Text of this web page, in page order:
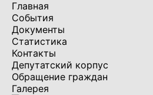
Главная
События
Документы
Статистика
Контакты
Депутатский корпус
Обращение граждан
Галерея